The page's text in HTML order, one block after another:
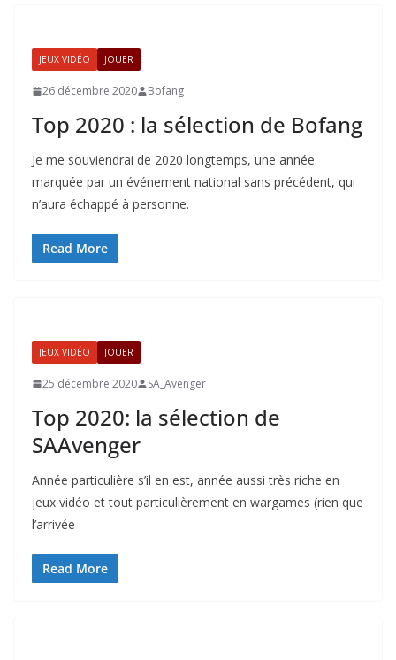
JEUX VIDÉO JOUER
26 décembre 2020 Bofang
Top 2020 : la sélection de Bofang
Je me souviendrai de 2020 longtemps, une année
marquée par un événement national sans précédent, qui
n’aura échappé à personne.
Read More
JEUX VIDÉO JOUER
25 décembre 2020 SA_Avenger
Top 2020: la sélection de
SAAvenger
Année particulière s’il en est, année aussi très riche en
jeux vidéo et tout particulièrement en wargames (rien que
l’arrivée
Read More